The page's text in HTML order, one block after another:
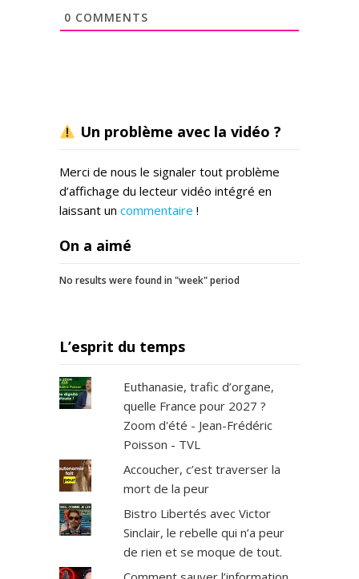
0 COMMENTS
Un problème avec la vidéo ?
Merci de nous le signaler tout problème
d’affichage du lecteur vidéo intégré en
laissant un commentaire !
On a aimé
No results were found in "week" period
L’esprit du temps
Euthanasie, trafic d’organe,
quelle France pour 2027 ?
Zoom d'été - Jean-Frédéric
Poisson - TVL
Accoucher, c’est traverser la
mort de la peur
Bistro Libertés avec Victor
Sinclair, le rebelle qui n’a peur
de rien et se moque de tout.